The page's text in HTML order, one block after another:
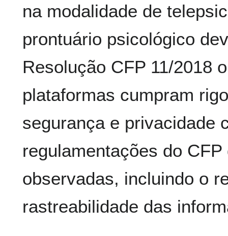
na modalidade de
prontuário psicológico
Resolução CFP 11/2018
plataformas cumpram
segurança e privacidade
regulamentações do
observadas, incluindo o
rastreabilidade das